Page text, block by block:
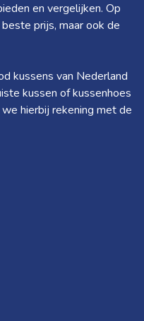
en vergelijken. Op
prijs, maar ook de
kussens van Nederland
kussen of kussenhoes
hierbij rekening met de